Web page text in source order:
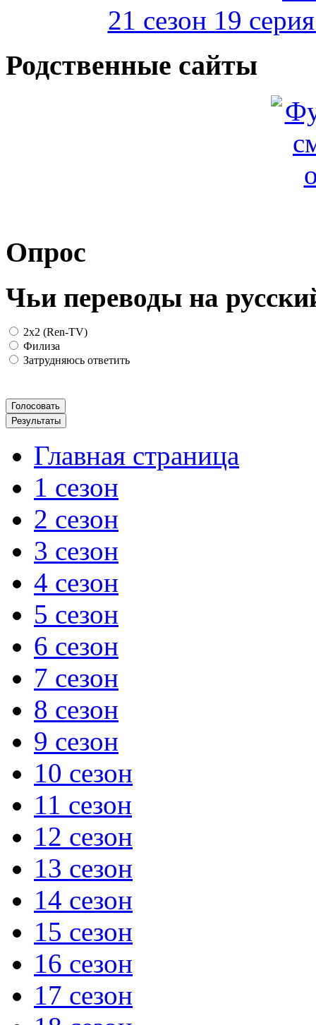
21 сезон 19
Родственные сайты
Опрос
Чьи переводы на
2x2 (Ren-TV)
Филиза
Затрудняюсь ответить
Главная страница
1 сезон
2 сезон
3 сезон
4 сезон
5 сезон
6 сезон
7 сезон
8 сезон
9 сезон
10 сезон
11 сезон
12 сезон
13 сезон
14 сезон
15 сезон
16 сезон
17 сезон